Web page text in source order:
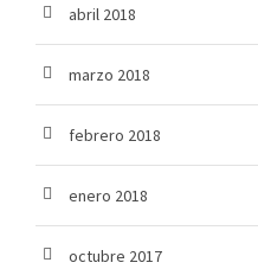
abril 2018
marzo 2018
febrero 2018
enero 2018
octubre 2017